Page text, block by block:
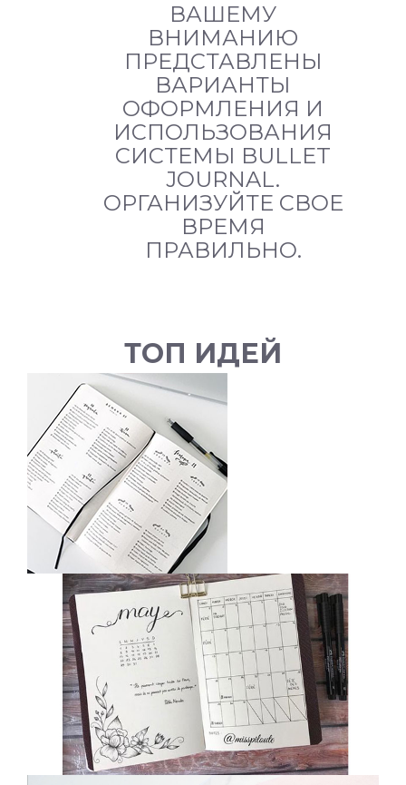
ВАШЕМУ
ВНИМАНИЮ
ПРЕДСТАВЛЕНЫ
ВАРИАНТЫ
ОФОРМЛЕНИЯ И
ИСПОЛЬЗОВАНИЯ
СИСТЕМЫ BULLET
JOURNAL.
ОРГАНИЗУЙТЕ СВОЕ
ВРЕМЯ
ПРАВИЛЬНО.
ТОП ИДЕЙ